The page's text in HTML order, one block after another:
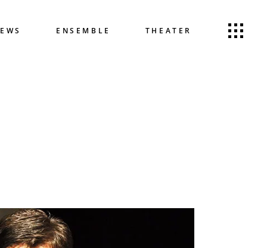
ENSEMBLE THEATER